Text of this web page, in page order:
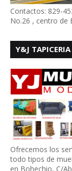
Contactos: 829-
No.26 , centro de
Y&J
Ofrecemos los
todo tipos de
en Bohechio, C/